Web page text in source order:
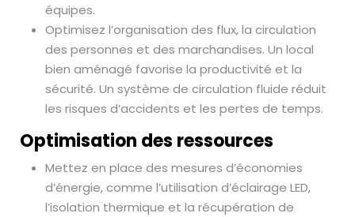
équipes.
Optimisez l’organisation des flux, la circulation
des personnes et des marchandises. Un local
bien aménagé favorise la productivité et la
sécurité. Un système de circulation fluide réduit
les risques d’accidents et les pertes de temps.
Optimisation des ressources
Mettez en place des mesures d’économies
d’énergie, comme l’utilisation d’éclairage LED,
l’isolation thermique et la récupération de